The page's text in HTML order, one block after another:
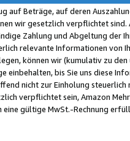
auf Beträge, auf deren
wir gesetzlich verpflichtet
Zahlung und Abgeltung der
relevante Informationen von
können wir (kumulativ zu
einbehalten, bis Sie uns diese
nicht zur Einholung
verpflichtet sein, Amazon
eine gültige MwSt.-Rechnung